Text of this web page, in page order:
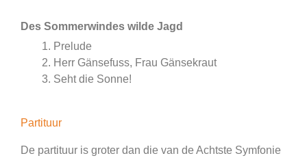
Des Sommerwindes wilde Jagd
Prelude
Herr Gänsefuss, Frau Gänsekraut
Seht die Sonne!
Partituur
De partituur is groter dan die van de Achtste Symfonie